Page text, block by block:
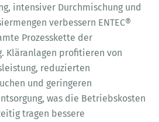
intensiver Durchmischung und
verbessern ENTEC®
Prozesskette der
Kläranlagen profitieren von
reduzierten
und geringeren
was die Betriebskosten
tragen bessere